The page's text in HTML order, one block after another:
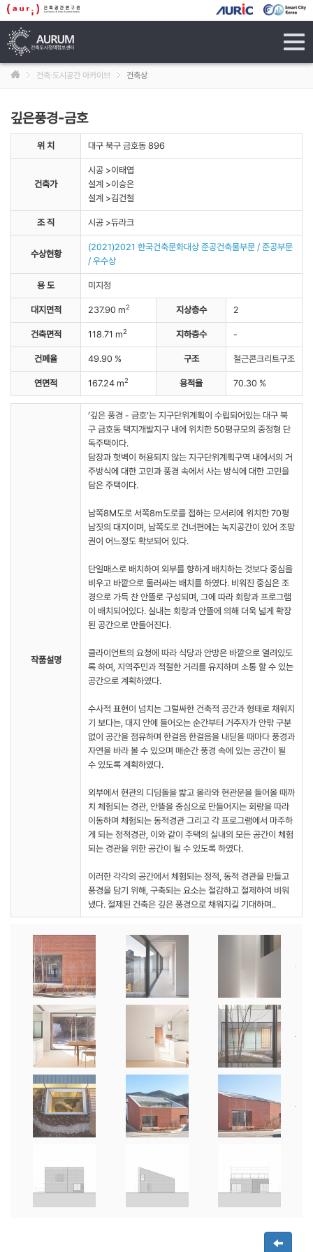
건축·도시공간 아카이브 건축상
깊은풍경-금호
위 치 대구 북구 금호동 896
건축가
시공 >이태엽
설계 >이승은
설계 >김건철
조 직 시공 >듀라크
수상현황
(2021)2021 한국건축문화대상 준공건축물부문 / 준공부문
/ 우수상
용 도 미지정
대지면적 237.90 m2 지상층수 2
건축면적 118.71 m2 지하층수 -
건폐율 49.90 % 구조 철근콘크리트구조
연면적 167.24 m2 용적율 70.30 %
작품설명
’깊은 풍경 - 금호’는 지구단위계획이 수립되어있는 대구 북
구 금호동 택지개발지구 내에 위치한 50평규모의 중정형 단
독주택이다.
담장과 헛벽이 허용되지 않는 지구단위계획구역 내에서의 거
주방식에 대한 고민과 풍경 속에서 사는 방식에 대한 고민을
담은 주택이다.
남쪽8M도로 서쪽8m도로를 접하는 모서리에 위치한 70평
남짓의 대지이며, 남쪽도로 건너편에는 녹지공간이 있어 조망
권이 어느정도 확보되어 있다.
단일매스로 배치하여 외부를 향하게 배치하는 것보다 중심을
비우고 바깥으로 둘러싸는 배치를 하였다. 비워진 중심은 조
경으로 가득 찬 안뜰로 구성되며, 그에 따라 회랑과 프로그램
이 배치되어있다. 실내는 회랑과 안뜰에 의해 더욱 넓게 확장
된 공간으로 만들어진다.
클라이언트의 요청에 따라 식당과 안방은 바깥으로 열려있도
록 하여, 지역주민과 적절한 거리를 유지하며 소통 할 수 있는
공간으로 계획하였다.
수사적 표현이 넘치는 그럴싸한 건축적 공간과 형태로 채워지
기 보다는, 대지 안에 들어오는 순간부터 거주자가 안팎 구분
없이 공간을 점유하며 한걸음 한걸음을 내딛을 때마다 풍경과
자연을 바라 볼 수 있으며 매순간 풍경 속에 있는 공간이 될
수 있도록 계획하였다.
외부에서 현관의 디딤돌을 밟고 올라와 현관문을 들어올 때까
치 체험되는 경관, 안뜰을 중심으로 만들어지는 회랑을 따라
이동하며 체험되는 동적경관 그리고 각 프로그램에서 마주하
게 되는 정적경관, 이와 같이 주택의 실내의 모든 공간이 체험
되는 경관을 위한 공간이 될 수 있도록 하였다.
이러한 각각의 공간에서 체험되는 정적, 동적 경관을 만들고
풍경을 담기 위해, 구축되는 요소는 절감하고 절제하여 비워
냈다. 절제된 건축은 깊은 풍경으로 채워지길 기대하며..